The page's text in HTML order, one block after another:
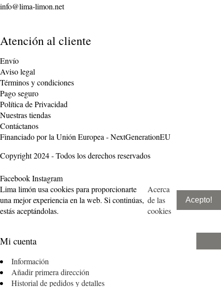
info@lima-limon.net
Atención al cliente
Envío
Aviso legal
Términos y condiciones
Pago seguro
Política de Privacidad
Nuestras tiendas
Contáctanos
Financiado por la Unión Europea - NextGenerationEU
Copyright 2024 - Todos los derechos reservados
FacebookInstagram
Lima limón usa cookies para proporcionarte
una mejor experiencia en la web. Si continúas,
estás aceptándolas.
Acerca
de las
cookies
Acepto!
Mi cuenta
Información
Añadir primera dirección
Historial de pedidos y detalles